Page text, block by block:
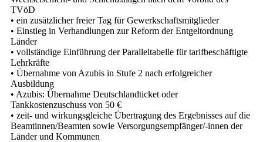
TVöD
• ein zusätzlicher freier Tag für Gewerkschaftsmitglieder
• Einstieg in Verhandlungen zur Reform der Entgeltordnung
Länder
• vollständige Einführung der Paralleltabelle für tarifbeschäftigte
Lehrkräfte
• Übernahme von Azubis in Stufe 2 nach erfolgreicher
Ausbildung
• Azubis: Übernahme Deutschlandticket oder
Tankkostenzuschuss von 50 €
• zeit- und wirkungsgleiche Übertragung des Ergebnisses auf die
Beamtinnen/Beamten sowie Versorgungsempfänger/-innen der
Länder und Kommunen